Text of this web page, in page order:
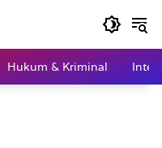
Hukum & Kriminal